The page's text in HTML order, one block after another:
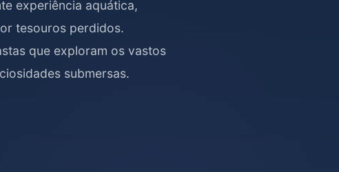
experiência aquática,
tesouros perdidos.
que exploram os vastos
submersas.